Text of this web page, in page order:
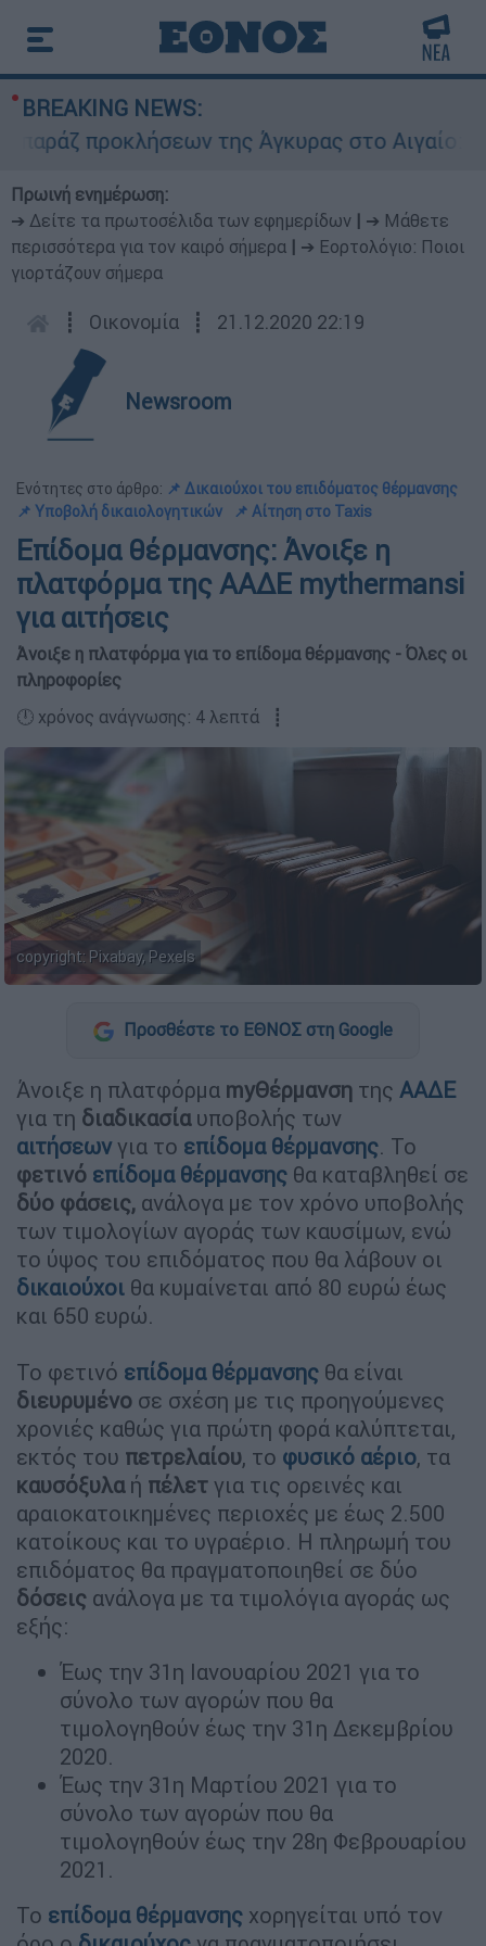
BREAKING NEWS:
προκλήσεων της Άγκυρας στο Αιγαίο:
Πρωινή ενημέρωση:
➔ Δείτε τα πρωτοσέλιδα των εφημερίδων
➔ Μάθετε
περισσότερα για τον καιρό σήμερα
➔ Εορτολόγιο: Ποιοι
γιορτάζουν σήμερα
┋ Οικονομία ┋ 21.12.2020 22:19
Newsroom
Ενότητες στο άρθρο: 📌 Δικαιούχοι του επιδόματος θέρμανσης
📌 Υποβολή δικαιολογητικών
📌 Αίτηση στο Taxis
Επίδομα θέρμανσης: Άνοιξε η
πλατφόρμα της ΑΑΔΕ mythermansi
για αιτήσεις
Άνοιξε η πλατφόρμα για το επίδομα θέρμανσης - Όλες οι
πληροφορίες
🕛 χρόνος ανάγνωσης: 4 λεπτά ┋
copyright: Pixabay, Pexels
Προσθέστε το ΕΘΝΟΣ στη Google
Άνοιξε η πλατφόρμα myΘέρμανση της ΑΑΔΕ
για τη διαδικασίαυποβολής των
αιτήσεων για το επίδομα θέρμανσης. Το
φετινό επίδομα θέρμανσης θα καταβληθεί σε
δύο φάσεις, ανάλογα με τον χρόνο υποβολής
των τιμολογίων αγοράς των καυσίμων, ενώ
το ύψος του επιδόματος που θα λάβουν οι
δικαιούχοι θα κυμαίνεται από 80 ευρώ έως
και 650 ευρώ.
Το φετινό επίδομα θέρμανσης θα είναι
διευρυμένο σε σχέση με τις προηγούμενες
χρονιές καθώς για πρώτη φορά καλύπτεται,
εκτός του πετρελαίου, το φυσικό αέριο, τα
καυσόξυλα ή πέλετ για τις ορεινές και
αραιοκατοικημένες περιοχές με έως 2.500
κατοίκους και το υγραέριο. Η πληρωμή του
επιδόματος θα πραγματοποιηθεί σε δύο
δόσεις ανάλογα με τα τιμολόγια αγοράς ως
εξής:
Έως την 31η Ιανουαρίου 2021 για το
σύνολο των αγορών που θα
τιμολογηθούν έως την 31η Δεκεμβρίου
2020.
Έως την 31η Μαρτίου 2021 για το
σύνολο των αγορών που θα
τιμολογηθούν έως την 28η Φεβρουαρίου
2021.
Το επίδομα θέρμανσης χορηγείται υπό τον